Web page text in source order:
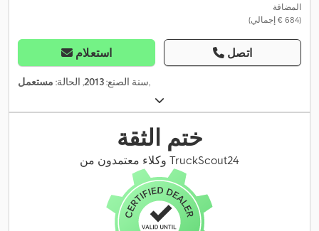
المضافة
(‏684 € إجمالي)
استعلام اتصل
سنة الصنع:2013, الحالة: مستعمل ,
ختم الثقة
وكلاء معتمدون من TruckScout24